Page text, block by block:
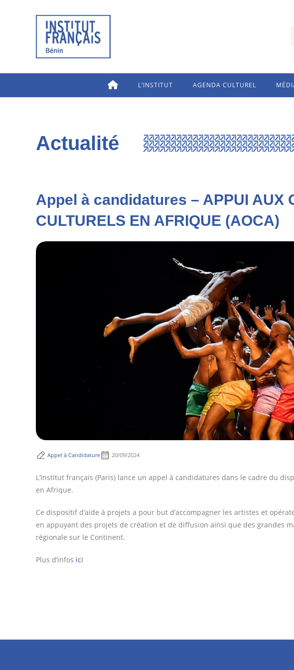
L’INSTITUT AGENDA CULTUREL
Actualité
Appel à candidatures – APPUI AUX
CULTURELS EN AFRIQUE (AOCA)
Appel à Candidature 20/09/2024
L’Institut français (Paris) lance un appel à candidatures dans le cadre du
en Afrique.
Ce dispositif d’aide à projets a pour but d’accompagner les artistes et
en appuyant des projets de création et de diffusion ainsi que des grandes
régionale sur le Continent.
Plus d’infos ici